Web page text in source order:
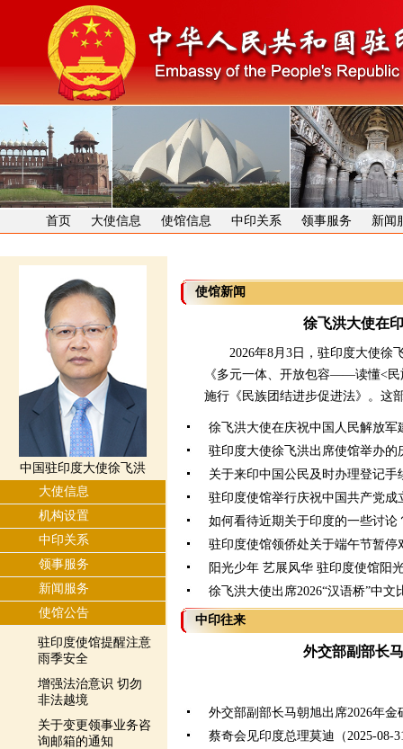
首页 大使信息 使馆信息 中印关系 领事服务 新闻
中国驻印度大使徐飞洪
大使信息
机构设置
中印关系
领事服务
新闻服务
使馆公告
驻印度使馆提醒注意
雨季安全
增强法治意识 切勿
非法越境
关于变更领事业务咨
询邮箱的通知
使馆新闻
徐飞洪大使在
2026年8月3日，驻印度大使徐飞
《多元一体、开放包容——读懂<
施行《民族团结进步促进法》。这
徐飞洪大使在庆祝中国人民解放军
驻印度大使徐飞洪出席使馆举办
关于来印中国公民及时办理登记手
驻印度使馆举行庆祝中国共产党成
如何看待近期关于印度的一些讨论
驻印度使馆领侨处关于端午节暂停
阳光少年 艺展风华 驻印度使馆阳
徐飞洪大使出席2026“汉语桥”中
中印往来
外交部副部长
外交部副部长马朝旭出席2026年
蔡奇会见印度总理莫迪（2025-08-